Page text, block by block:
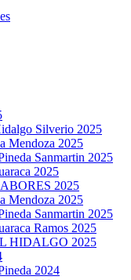
Silverio 2025
Mendoza 2025
Sanmartin 2025
2025
2025
Mendoza 2025
Sanmartin 2025
Ramos 2025
HIDALGO 2025
2024